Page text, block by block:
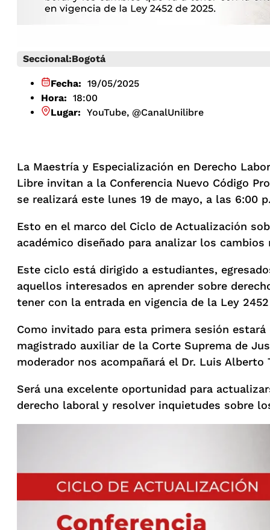
Seccional:Bogotá
Fecha: 19/05/2025
Hora: 18:00
Lugar: YouTube, @CanalUnilibre
La Maestría y Especialización en Derecho
Libre invitan a la Conferencia Nuevo Código
se realizará este lunes 19 de mayo, a las 6:00
Esto en el marco del Ciclo de Actualización
académico diseñado para analizar los
Este ciclo está dirigido a estudiantes,
aquellos interesados en aprender sobre
tener con la entrada en vigencia de la Ley
Como invitado para esta primera sesión estará
magistrado auxiliar de la Corte Suprema de
moderador nos acompañará el Dr. Luis
Será una excelente oportunidad para
derecho laboral y resolver inquietudes sobre